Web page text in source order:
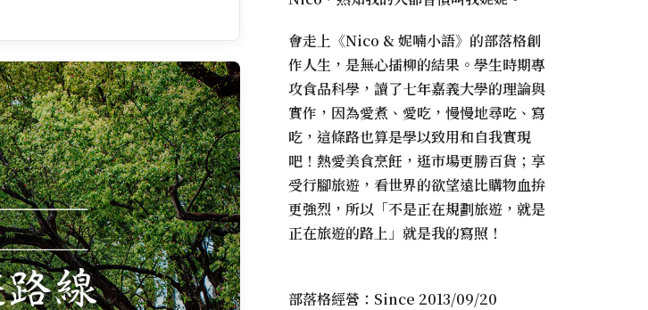
會走上《Nico & 妮喃小語》的部落格創
作人生，是無心插柳的結果。學生時期專
攻食品科學，讀了七年嘉義大學的理論與
實作，因為愛煮、愛吃，慢慢地尋吃、寫
吃，這條路也算是學以致用和自我實現
吧！熱愛美食烹飪，逛市場更勝百貨；享
受行腳旅遊，看世界的欲望遠比購物血拚
更強烈，所以「不是正在規劃旅遊，就是
正在旅遊的路上」就是我的寫照！
部落格經營：Since 2013/09/20